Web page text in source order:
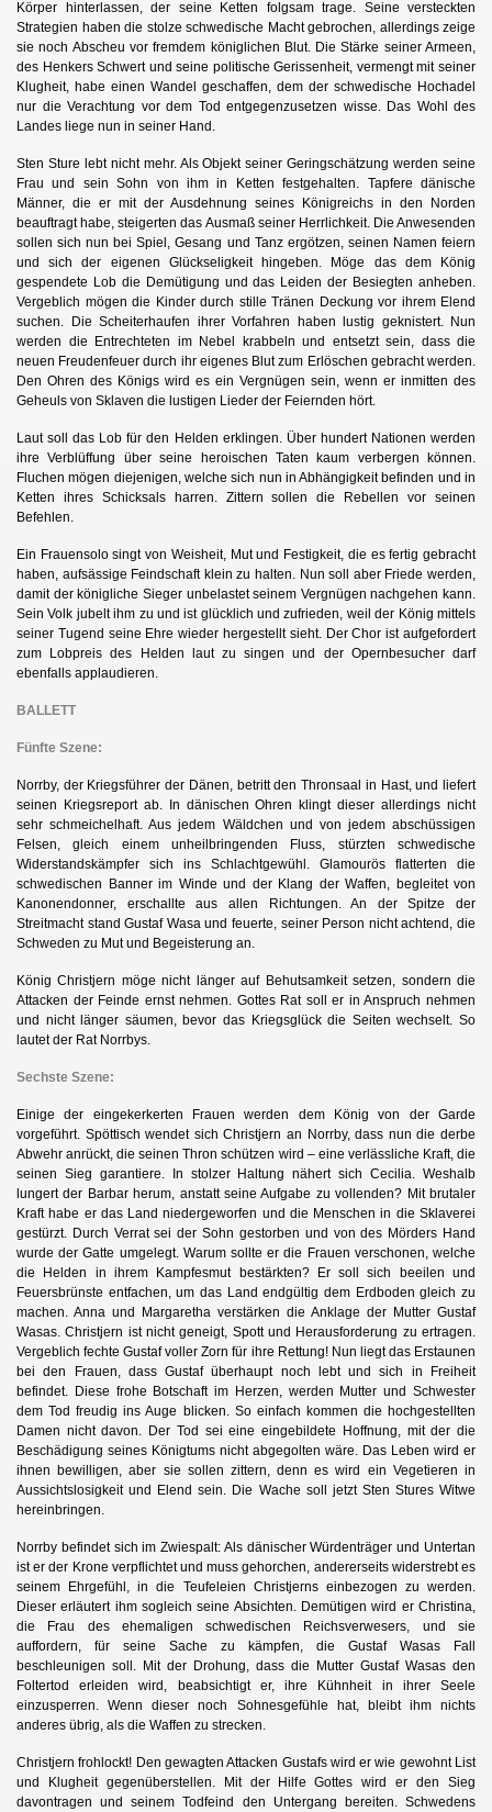
Körper hinterlassen, der seine Ketten folgsam trage. Seine versteckten
Strategien haben die stolze schwedische Macht gebrochen, allerdings zeige
sie noch Abscheu vor fremdem königlichen Blut. Die Stärke seiner Armeen,
des Henkers Schwert und seine politische Gerissenheit, vermengt mit seiner
Klugheit, habe einen Wandel geschaffen, dem der schwedische Hochadel
nur die Verachtung vor dem Tod entgegenzusetzen wisse. Das Wohl des
Landes liege nun in seiner Hand.
Sten Sture lebt nicht mehr. Als Objekt seiner Geringschätzung werden seine
Frau und sein Sohn von ihm in Ketten festgehalten. Tapfere dänische
Männer, die er mit der Ausdehnung seines Königreichs in den Norden
beauftragt habe, steigerten das Ausmaß seiner Herrlichkeit. Die Anwesenden
sollen sich nun bei Spiel, Gesang und Tanz ergötzen, seinen Namen feiern
und sich der eigenen Glückseligkeit hingeben. Möge das dem König
gespendete Lob die Demütigung und das Leiden der Besiegten anheben.
Vergeblich mögen die Kinder durch stille Tränen Deckung vor ihrem Elend
suchen. Die Scheiterhaufen ihrer Vorfahren haben lustig geknistert. Nun
werden die Entrechteten im Nebel krabbeln und entsetzt sein, dass die
neuen Freudenfeuer durch ihr eigenes Blut zum Erlöschen gebracht werden.
Den Ohren des Königs wird es ein Vergnügen sein, wenn er inmitten des
Geheuls von Sklaven die lustigen Lieder der Feiernden hört.
Laut soll das Lob für den Helden erklingen. Über hundert Nationen werden
ihre Verblüffung über seine heroischen Taten kaum verbergen können.
Fluchen mögen diejenigen, welche sich nun in Abhängigkeit befinden und in
Ketten ihres Schicksals harren. Zittern sollen die Rebellen vor seinen
Befehlen.
Ein Frauensolo singt von Weisheit, Mut und Festigkeit, die es fertig gebracht
haben, aufsässige Feindschaft klein zu halten. Nun soll aber Friede werden,
damit der königliche Sieger unbelastet seinem Vergnügen nachgehen kann.
Sein Volk jubelt ihm zu und ist glücklich und zufrieden, weil der König mittels
seiner Tugend seine Ehre wieder hergestellt sieht. Der Chor ist aufgefordert
zum Lobpreis des Helden laut zu singen und der Opernbesucher darf
ebenfalls applaudieren.
BALLETT
Fünfte Szene:
Norrby, der Kriegsführer der Dänen, betritt den Thronsaal in Hast, und liefert
seinen Kriegsreport ab. In dänischen Ohren klingt dieser allerdings nicht
sehr schmeichelhaft. Aus jedem Wäldchen und von jedem abschüssigen
Felsen, gleich einem unheilbringenden Fluss, stürzten schwedische
Widerstandskämpfer sich ins Schlachtgewühl. Glamourös flatterten die
schwedischen Banner im Winde und der Klang der Waffen, begleitet von
Kanonendonner, erschallte aus allen Richtungen. An der Spitze der
Streitmacht stand Gustaf Wasa und feuerte, seiner Person nicht achtend, die
Schweden zu Mut und Begeisterung an.
König Christjern möge nicht länger auf Behutsamkeit setzen, sondern die
Attacken der Feinde ernst nehmen. Gottes Rat soll er in Anspruch nehmen
und nicht länger säumen, bevor das Kriegsglück die Seiten wechselt. So
lautet der Rat Norrbys.
Sechste Szene:
Einige der eingekerkerten Frauen werden dem König von der Garde
vorgeführt. Spöttisch wendet sich Christjern an Norrby, dass nun die derbe
Abwehr anrückt, die seinen Thron schützen wird – eine verlässliche Kraft, die
seinen Sieg garantiere. In stolzer Haltung nähert sich Cecilia. Weshalb
lungert der Barbar herum, anstatt seine Aufgabe zu vollenden? Mit brutaler
Kraft habe er das Land niedergeworfen und die Menschen in die Sklaverei
gestürzt. Durch Verrat sei der Sohn gestorben und von des Mörders Hand
wurde der Gatte umgelegt. Warum sollte er die Frauen verschonen, welche
die Helden in ihrem Kampfesmut bestärkten? Er soll sich beeilen und
Feuersbrünste entfachen, um das Land endgültig dem Erdboden gleich zu
machen. Anna und Margaretha verstärken die Anklage der Mutter Gustaf
Wasas. Christjern ist nicht geneigt, Spott und Herausforderung zu ertragen.
Vergeblich fechte Gustaf voller Zorn für ihre Rettung! Nun liegt das Erstaunen
bei den Frauen, dass Gustaf überhaupt noch lebt und sich in Freiheit
befindet. Diese frohe Botschaft im Herzen, werden Mutter und Schwester
dem Tod freudig ins Auge blicken. So einfach kommen die hochgestellten
Damen nicht davon. Der Tod sei eine eingebildete Hoffnung, mit der die
Beschädigung seines Königtums nicht abgegolten wäre. Das Leben wird er
ihnen bewilligen, aber sie sollen zittern, denn es wird ein Vegetieren in
Aussichtslosigkeit und Elend sein. Die Wache soll jetzt Sten Stures Witwe
hereinbringen.
Norrby befindet sich im Zwiespalt: Als dänischer Würdenträger und Untertan
ist er der Krone verpflichtet und muss gehorchen, andererseits widerstrebt es
seinem Ehrgefühl, in die Teufeleien Christjerns einbezogen zu werden.
Dieser erläutert ihm sogleich seine Absichten. Demütigen wird er Christina,
die Frau des ehemaligen schwedischen Reichsverwesers, und sie
auffordern, für seine Sache zu kämpfen, die Gustaf Wasas Fall
beschleunigen soll. Mit der Drohung, dass die Mutter Gustaf Wasas den
Foltertod erleiden wird, beabsichtigt er, ihre Kühnheit in ihrer Seele
einzusperren. Wenn dieser noch Sohnesgefühle hat, bleibt ihm nichts
anderes übrig, als die Waffen zu strecken.
Christjern frohlockt! Den gewagten Attacken Gustafs wird er wie gewohnt List
und Klugheit gegenüberstellen. Mit der Hilfe Gottes wird er den Sieg
davontragen und seinem Todfeind den Untergang bereiten. Schwedens